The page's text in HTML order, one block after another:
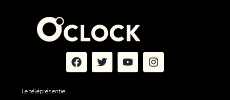
Le téléprésentiel